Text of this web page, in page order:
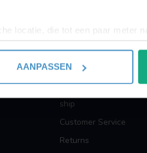
locatie, die tot een paar meter
scannen op specifieke
de Cookieverklaring.
te personaliseren, om functies
over uw gebruik van onze
uw gebruik van hun services.
AANPASSEN
About us
Terms and Conditions
Privacy policy
Payment methods
ship
Customer Service
Returns